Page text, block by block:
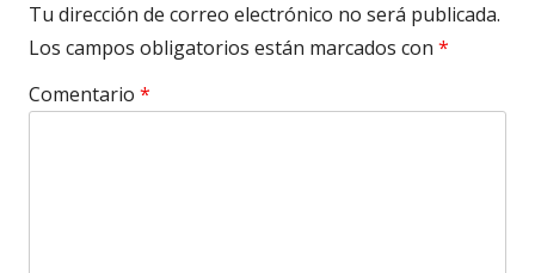
Tu dirección de correo electrónico no será publicada.
Los campos obligatorios están marcados con *
Comentario *